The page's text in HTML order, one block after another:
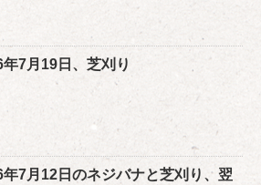
7月19日、芝刈り
年7月12日のネジバナと芝刈り、翌